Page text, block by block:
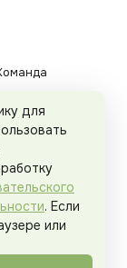
защищены.
для
. Если
или